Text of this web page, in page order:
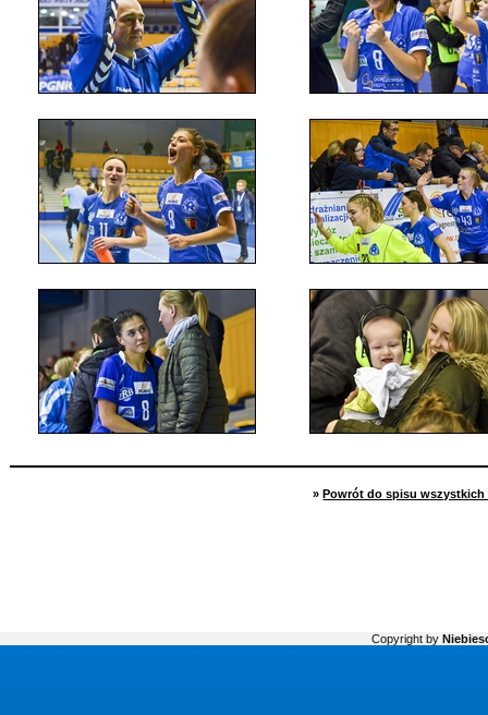
» Powrót do spisu wszystkich
Copyright by